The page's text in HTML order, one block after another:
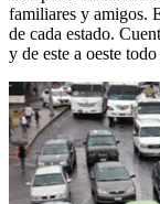
familiares y amigos.
de cada estado.
y de este a oeste